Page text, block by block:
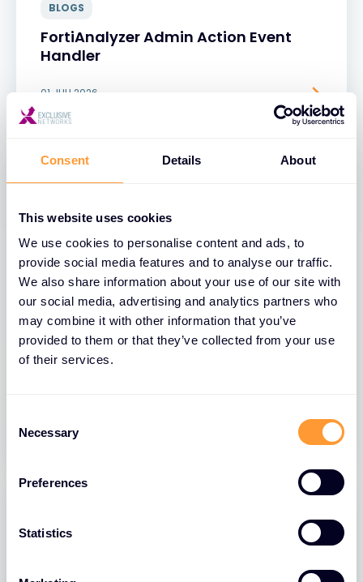
Consent Details About
This website uses cookies
We use cookies to personalise content and ads, to
provide social media features and to analyse our traffic.
We also share information about your use of our site with
our social media, advertising and analytics partners who
may combine it with other information that you’ve
provided to them or that they’ve collected from your use
of their services.
Necessary
Preferences
Statistics
BLOGS
FortiAnalyzer Admin Action Event
Handler
01 JULI 2026
BLOGS